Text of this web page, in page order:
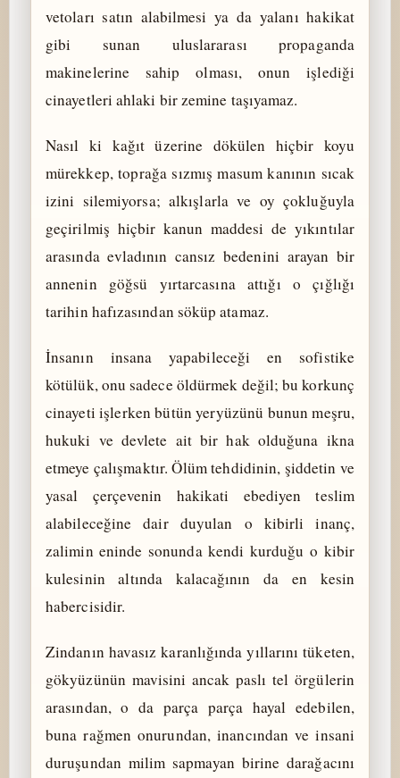
vetoları satın alabilmesi ya da yalanı hakikat
gibi sunan uluslararası propaganda
makinelerine sahip olması, onun işlediği
cinayetleri ahlaki bir zemine taşıyamaz.
Nasıl ki kağıt üzerine dökülen hiçbir koyu
mürekkep, toprağa sızmış masum kanının sıcak
izini silemiyorsa; alkışlarla ve oy çokluğuyla
geçirilmiş hiçbir kanun maddesi de yıkıntılar
arasında evladının cansız bedenini arayan bir
annenin göğsü yırtarcasına attığı o çığlığı
tarihin hafızasından söküp atamaz.
İnsanın insana yapabileceği en sofistike
kötülük, onu sadece öldürmek değil; bu korkunç
cinayeti işlerken bütün yeryüzünü bunun meşru,
hukuki ve devlete ait bir hak olduğuna ikna
etmeye çalışmaktır. Ölüm tehdidinin, şiddetin ve
yasal çerçevenin hakikati ebediyen teslim
alabileceğine dair duyulan o kibirli inanç,
zalimin eninde sonunda kendi kurduğu o kibir
kulesinin altında kalacağının da en kesin
habercisidir.
Zindanın havasız karanlığında yıllarını tüketen,
gökyüzünün mavisini ancak paslı tel örgülerin
arasından, o da parça parça hayal edebilen,
buna rağmen onurundan, inancından ve insani
duruşundan milim sapmayan birine darağacını